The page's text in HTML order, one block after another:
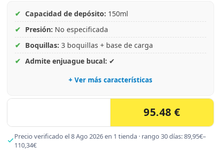
✔ Capacidad de depósito: 150ml
✔ Presión: No especificada
✔ Boquillas: 3 boquillas + base de carga
✔ Admite enjuague bucal: ✔
+ Ver más características
95.48 €
Precio verificado el 8 Ago 2026 en 1 tienda · rango 30 días: 89,95€–
110,34€